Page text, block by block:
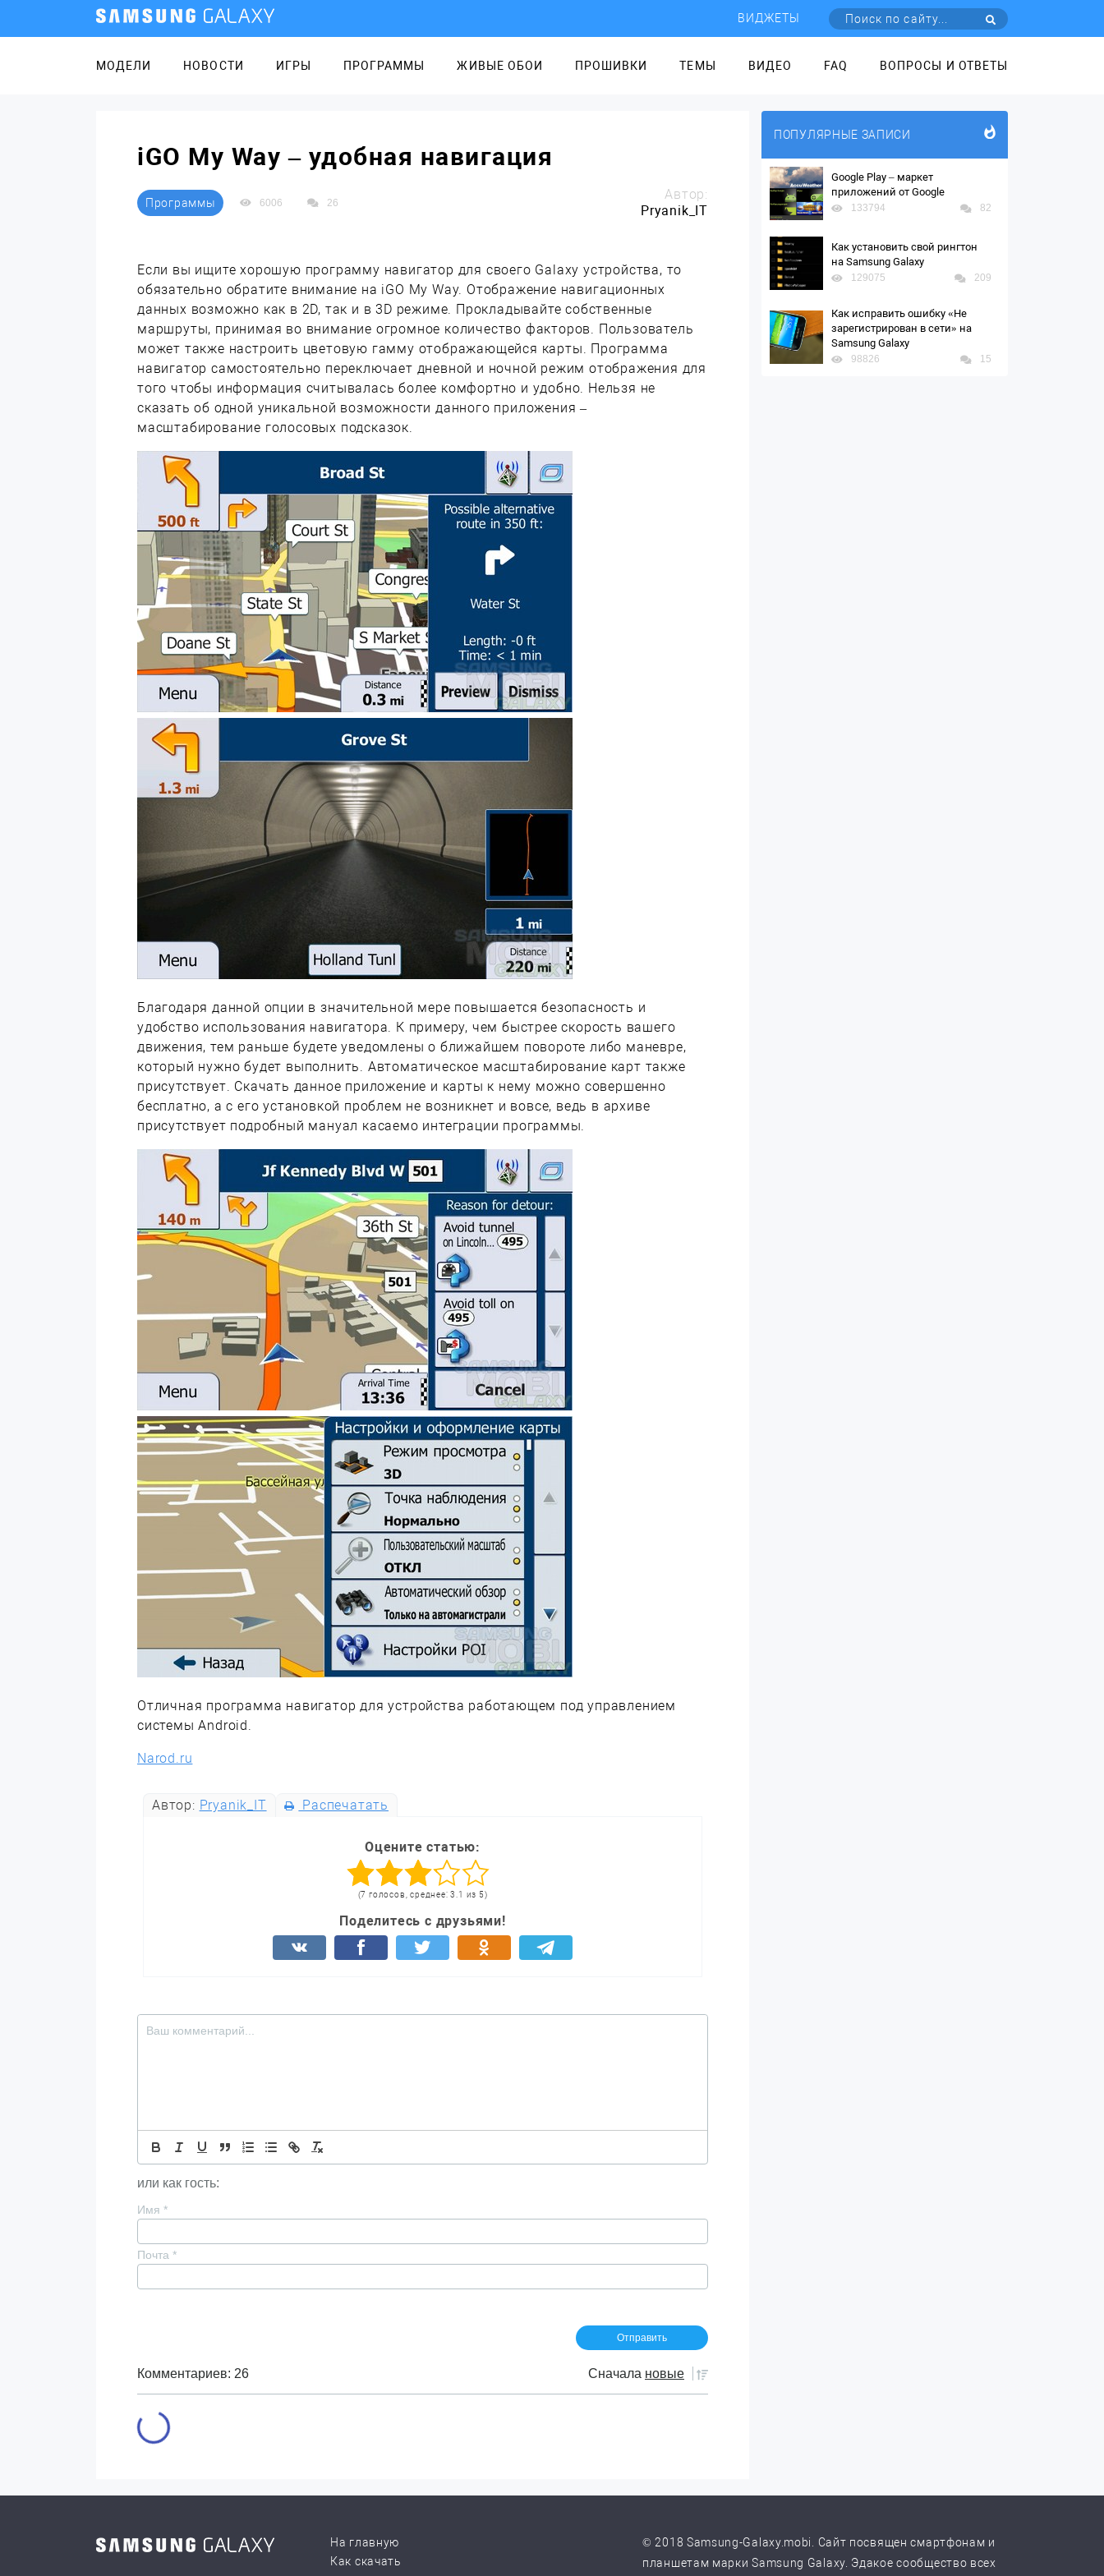
ВИДЖЕТЫ
МОДЕЛИ НОВОСТИ ИГРЫ ПРОГРАММЫ ЖИВЫЕ ОБОИ ПРОШИВКИ ТЕМЫ ВИДЕО FAQ ВОПРОСЫ И ОТВЕТЫ
iGO My Way – удобная навигация
Программы 6006 26
Автор:
Pryanik_IT
Если вы ищите хорошую программу навигатор для своего Galaxy устройства, то
обязательно обратите внимание на iGO My Way. Отображение навигационных
данных возможно как в 2D, так и в 3D режиме. Прокладывайте собственные
маршруты, принимая во внимание огромное количество факторов. Пользователь
может также настроить цветовую гамму отображающейся карты. Программа
навигатор самостоятельно переключает дневной и ночной режим отображения для
того чтобы информация считывалась более комфортно и удобно. Нельзя не
сказать об одной уникальной возможности данного приложения –
масштабирование голосовых подсказок.
Благодаря данной опции в значительной мере повышается безопасность и
удобство использования навигатора. К примеру, чем быстрее скорость вашего
движения, тем раньше будете уведомлены о ближайшем повороте либо маневре,
который нужно будет выполнить. Автоматическое масштабирование карт также
присутствует. Скачать данное приложение и карты к нему можно совершенно
бесплатно, а с его установкой проблем не возникнет и вовсе, ведь в архиве
присутствует подробный мануал касаемо интеграции программы.
Отличная программа навигатор для устройства работающем под управлением
системы Android.
Narod.ru
Автор: Pryanik_IT Распечатать
Оцените статью:
(7 голосов, среднее: 3.1 из 5)
Поделитесь с друзьями!
или как гость:
Имя *
Почта *
Комментариев: 26 Сначала новые
ПОПУЛЯРНЫЕ ЗАПИСИ
Google Play – маркет
приложений от Google
133794 82
Как установить свой рингтон
на Samsung Galaxy
129075 209
Как исправить ошибку «Не
зарегистрирован в сети» на
Samsung Galaxy
98826 15
На главную
Как скачать
© 2018 Samsung-Galaxy.mobi. Сайт посвящен смартфонам и
планшетам марки Samsung Galaxy. Эдакое сообщество всех